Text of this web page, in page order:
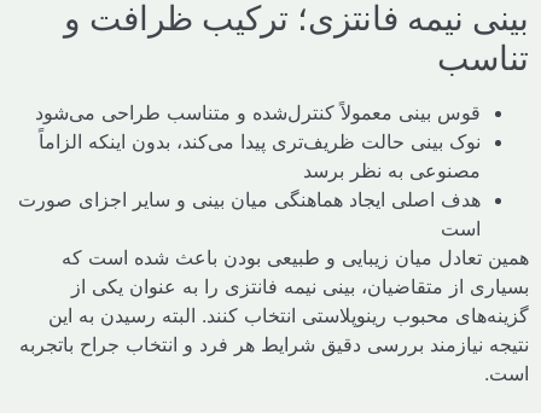
نیمه فانتزی؛ ترکیب ظرافت و
قوس بینی معمولاً کنترل‌شده و متناسب طراحی می‌شود
نوک بینی حالت ظریف‌تری پیدا می‌کند، بدون اینکه الزاماً
مصنوعی به نظر برسد
هدف اصلی ایجاد هماهنگی میان بینی و سایر اجزای صورت
میان زیبایی و طبیعی بودن باعث شده است که
از متقاضیان، بینی نیمه فانتزی را به عنوان یکی از
محبوب رینوپلاستی انتخاب کنند. البته رسیدن به این
نیازمند بررسی دقیق شرایط هر فرد و انتخاب جراح باتجربه